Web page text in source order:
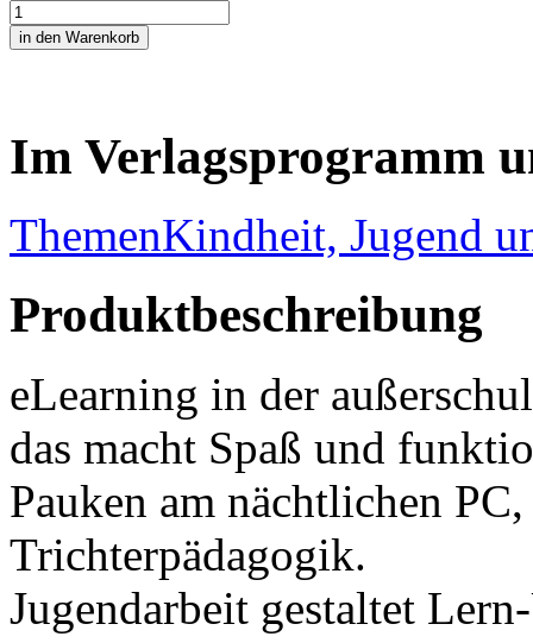
Im Verlagsprogramm
ThemenKindheit, Jugend
Produktbeschreibung
eLearning in der
das macht Spaß und
Pauken am nächtlichen
Trichterpädagogik.
Jugendarbeit gestaltet